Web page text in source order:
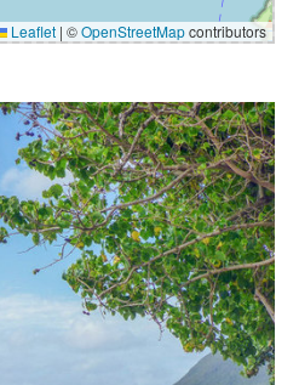
Leaflet | ©OpenStreetMapcontributors